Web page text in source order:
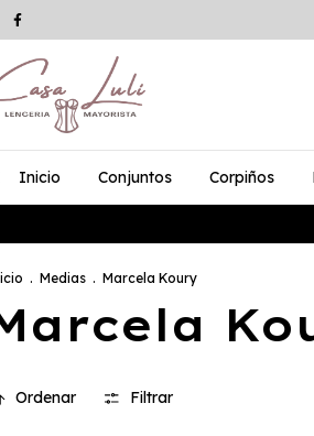
Inicio Conjuntos Corpiños
. Medias . Marcela Koury
Ordenar Filtrar